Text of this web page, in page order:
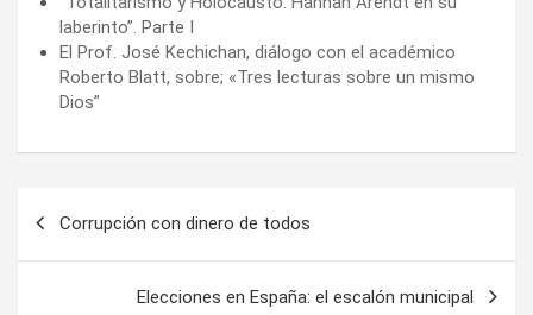
laberinto”. Parte I
El Prof. José Kechichan, diálogo con el académico
Roberto Blatt, sobre; «Tres lecturas sobre un mismo
Dios”
Corrupción con dinero de todos
Elecciones en España: el escalón municipal